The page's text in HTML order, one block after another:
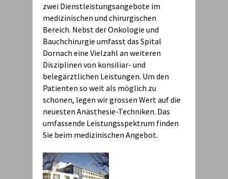
zwei Dienstleistungsangebote im
medizinischen und chirurgischen
Bereich. Nebst der Onkologie und
Bauchchirurgie umfasst das Spital
Dornach eine Vielzahl an weiteren
Disziplinen von konsiliar- und
belegärztlichen Leistungen. Um den
Patienten so weit als möglich zu
schonen, legen wir grossen Wert auf die
neuesten Anästhesie-Techniken. Das
umfassende Leistungsspektrum finden
Sie beim medizinischen Angebot.